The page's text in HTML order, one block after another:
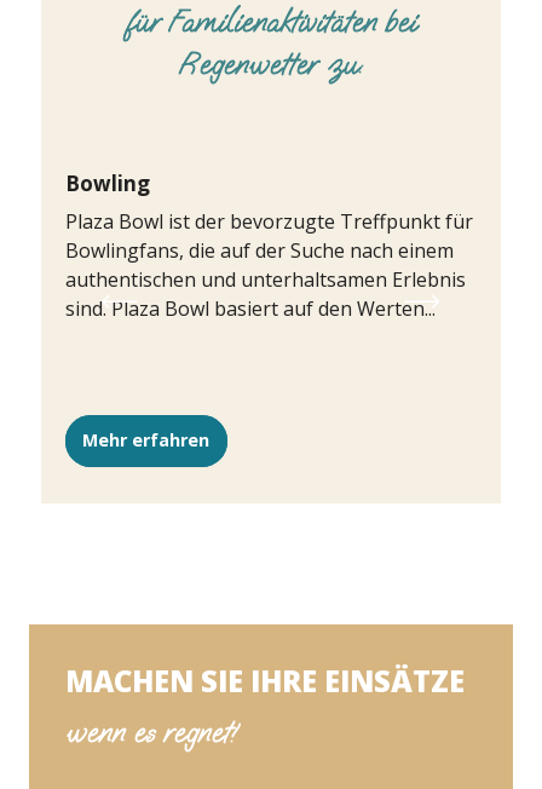
für Familienaktivitäten bei
Regenwetter zu:
Bowling
Plaza Bowl ist der bevorzugte Treffpunkt für
Bowlingfans, die auf der Suche nach einem
authentischen und unterhaltsamen Erlebnis
sind. Plaza Bowl basiert auf den Werten...
Mehr erfahren
MACHEN SIE IHRE EINSÄTZE
wenn es regnet!